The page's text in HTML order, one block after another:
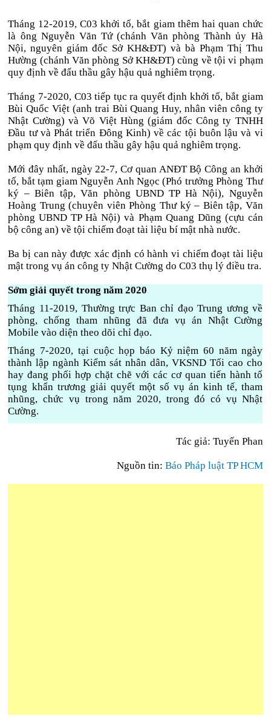
Tháng 12-2019, C03 khởi tố, bắt giam thêm hai quan chức
là ông Nguyễn Văn Tứ (chánh Văn phòng Thành ủy Hà
Nội, nguyên giám đốc Sở KH&ĐT) và bà Phạm Thị Thu
Hường (chánh Văn phòng Sở KH&ĐT) cùng về tội vi phạm
quy định về đấu thầu gây hậu quả nghiêm trọng.
Tháng 7-2020, C03 tiếp tục ra quyết định khởi tố, bắt giam
Bùi Quốc Việt (anh trai Bùi Quang Huy, nhân viên công ty
Nhật Cường) và Võ Việt Hùng (giám đốc Công ty TNHH
Đầu tư và Phát triển Đông Kinh) về các tội buôn lậu và vi
phạm quy định về đấu thầu gây hậu quả nghiêm trọng.
Mới đây nhất, ngày 22-7, Cơ quan ANĐT Bộ Công an khởi
tố, bắt tạm giam Nguyễn Anh Ngọc (Phó trưởng Phòng Thư
ký – Biên tập, Văn phòng UBND TP Hà Nội), Nguyễn
Hoàng Trung (chuyên viên Phòng Thư ký – Biên tập, Văn
phòng UBND TP Hà Nội) và Phạm Quang Dũng (cựu cán
bộ công an) về tội chiếm đoạt tài liệu bí mật nhà nước.
Ba bị can này được xác định có hành vi chiếm đoạt tài liệu
mật trong vụ án công ty Nhật Cường do C03 thụ lý điều tra.
Sớm giải quyết trong năm 2020
Tháng 11-2019, Thường trực Ban chỉ đạo Trung ương về
phòng, chống tham nhũng đã đưa vụ án Nhật Cường
Mobile vào diện theo dõi chỉ đạo.
Tháng 7-2020, tại cuộc họp báo Kỷ niệm 60 năm ngày
thành lập ngành Kiểm sát nhân dân, VKSND Tối cao cho
hay đang phối hợp chặt chẽ với các cơ quan tiến hành tố
tụng khẩn trương giải quyết một số vụ án kinh tế, tham
nhũng, chức vụ trong năm 2020, trong đó có vụ Nhật
Cường.
Tác giả: Tuyến Phan
Nguồn tin: Báo Pháp luật TP HCM